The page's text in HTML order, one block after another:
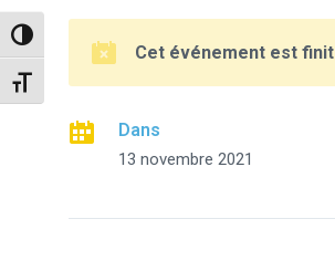
Passer en contraste élevé
Changer la taille de la police
Cet événement est finit
Dans
13 novembre 2021